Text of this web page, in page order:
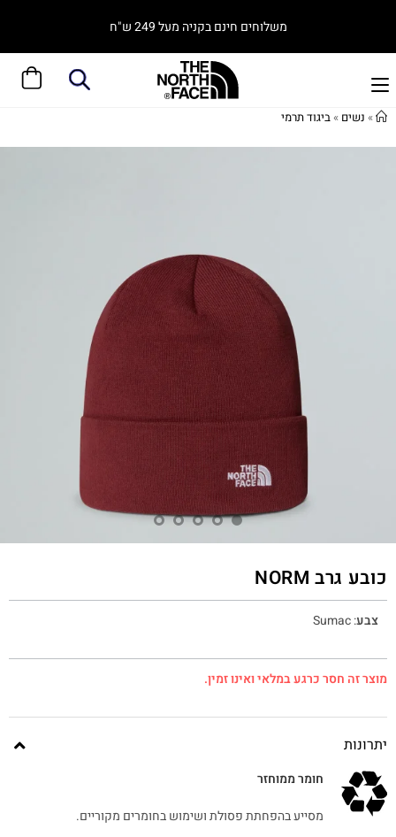
משלוחים חינם בקניה מעל 249 ש"ח
» נשים »ביגוד תרמי
כובע גרב NORM
צבע:
Sumac
מוצר זה חסר כרגע במלאי ואינו זמין.
יתרונות
חומר ממוחזר
מסייע בהפחתת פסולת ושימוש בחומרים מקוריים.